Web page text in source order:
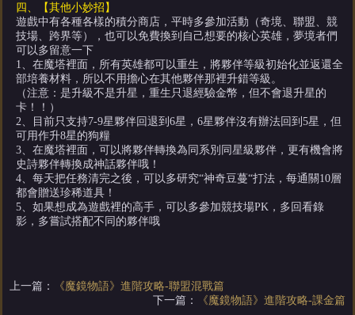
四、【其他小妙招】
遊戲中有各種各樣的積分商店，平時多參加活動（奇境、聯盟、競
技場、跨界等），也可以免費換到自己想要的核心英雄，夢境者們
可以多留意一下
1、在魔塔裡面，所有英雄都可以重生，將夥伴等級初始化並返還全
部培養材料，所以不用擔心在其他夥伴那裡升錯等級。
（注意：是升級不是升星，重生只退經驗金幣，但不會退升星的
卡！！）
2、目前只支持7-9星夥伴回退到6星，6星夥伴沒有辦法回到5星，但
可用作升8星的狗糧
3、在魔塔裡面，可以將夥伴轉換為同系別同星級夥伴，更有機會將
史詩夥伴轉換成神話夥伴哦！
4、每天把任務清完之後，可以多研究“神奇豆蔓“打法，每通關10層
都會贈送珍稀道具！
5、如果想成為遊戲裡的高手，可以多參加競技場PK，多回看錄
影，多嘗試搭配不同的夥伴哦
上一篇：
《魔鏡物語》進階攻略-聯盟混戰篇
下一篇：
《魔鏡物語》進階攻略-課金篇